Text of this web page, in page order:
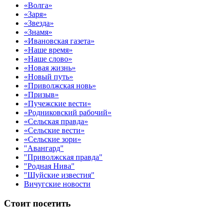
«Волга»
«Заря»
«Звезда»
«Знамя»
«Ивановская газета»
«Наше время»
«Наше слово»
«Новая жизнь»
«Новый путь»
«Приволжская новь»
«Призыв»
«Пучежские вести»
«Родниковский рабочий»
«Сельская правда»
«Сельские вести»
«Сельские зори»
"Авангард"
"Приволжская правда"
"Родная Нива"
"Шуйские известия"
Вичугские новости
Стоит посетить